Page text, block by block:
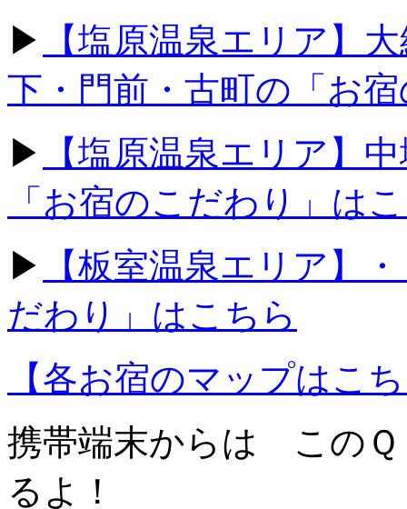
▶
【塩原温泉エリア】
下・門前・古町の「お
▶
【塩原温泉エリア】
「お宿のこだわり」は
▶
【板室温泉エリア】
だわり」はこちら
【各お宿のマップはこ
携帯端末からは このＱ
るよ！